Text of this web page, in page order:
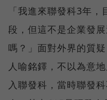
「我進來聯發科3年
段，但這不是企業發
嗎？」面對外界的質
人喻銘鐸，不以為意
入聯發科，當時聯發